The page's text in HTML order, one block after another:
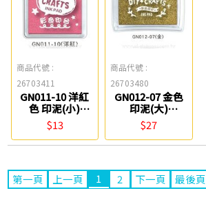
商品代號 :
26703411
GN011-10 洋紅
色 印泥(小)
SEASON
$13
商品代號 :
26703480
GN012-07 金色
印泥(大)
SEASON
$27
第一頁 上一頁 1 2 下一頁 最後頁